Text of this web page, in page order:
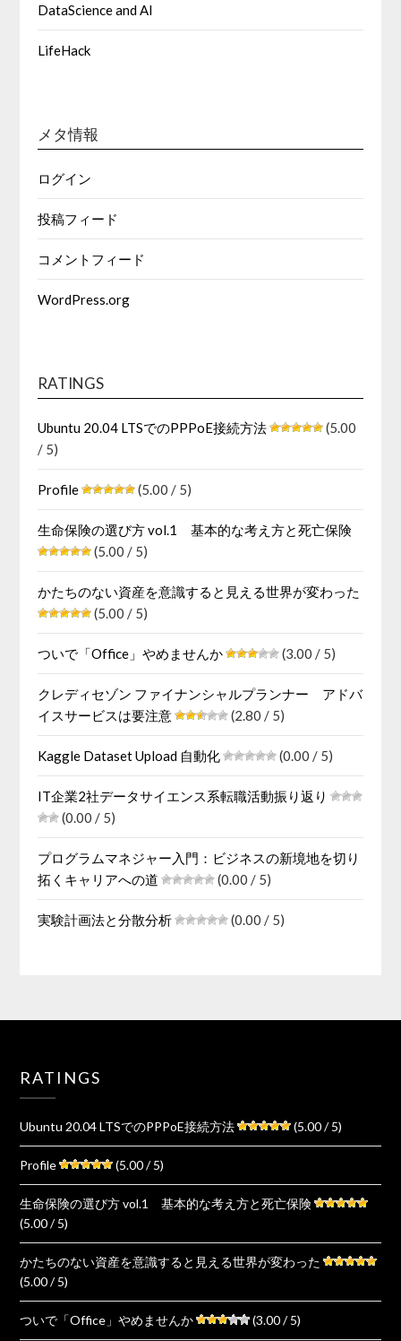
DataScience and AI
LifeHack
メタ情報
ログイン
投稿フィード
コメントフィード
WordPress.org
RATINGS
Ubuntu 20.04 LTSでのPPPoE接続方法
(5.00
/ 5)
Profile (5.00 / 5)
生命保険の選び方 vol.1 基本的な考え方と死亡保険
(5.00 / 5)
かたちのない資産を意識すると見える世界が変わった
(5.00 / 5)
ついで「Office」やめませんか (3.00 / 5)
クレディセゾン ファイナンシャルプランナー アドバ
イスサービスは要注意
(2.80 / 5)
Kaggle Dataset Upload 自動化 (0.00 / 5)
IT企業2社データサイエンス系転職活動振り返り
(0.00 / 5)
プログラムマネジャー入門：ビジネスの新境地を切り
拓くキャリアへの道
(0.00 / 5)
実験計画法と分散分析 (0.00 / 5)
RATINGS
Ubuntu 20.04 LTSでのPPPoE接続方法 (5.00 / 5)
Profile (5.00 / 5)
生命保険の選び方 vol.1 基本的な考え方と死亡保険
(5.00 / 5)
かたちのない資産を意識すると見える世界が変わった
(5.00 / 5)
ついで「Office」やめませんか (3.00 / 5)